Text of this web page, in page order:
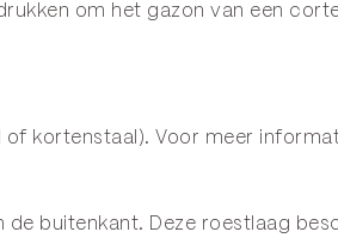
om het gazon van een
kortenstaal). Voor meer
buitenkant. Deze roestlaag